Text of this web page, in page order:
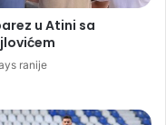
u Atini sa
ranije